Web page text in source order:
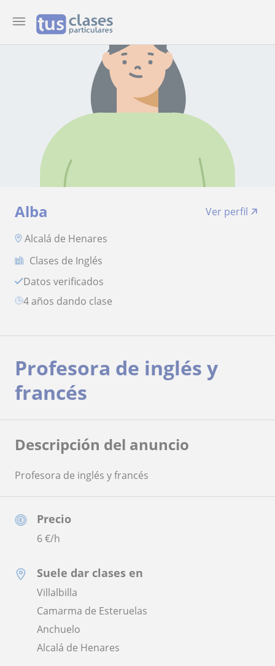
Alba
Ver perfil
Alcalá de Henares
Clases de Inglés
Datos verificados
4 años dando clase
Precio
6€/h
Suele dar clases en
Villalbilla
Camarma de Esteruelas
Anchuelo
Alcalá de Henares
Profesora de inglés y
francés
Descripción del anuncio
Profesora de inglés y francés